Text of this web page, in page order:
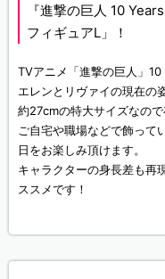
『進撃の巨人 10
フィギュアL」！
TVアニメ「進撃の巨人」
エレンとリヴァイの現在の
約27cmの特大サイズなので
ご自宅や職場などで飾って
日をお楽しみ頂けます。
キャラクターの身長差も再
ススメです！